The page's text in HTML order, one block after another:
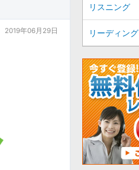
2019年06月29日
リスニング
リーディング